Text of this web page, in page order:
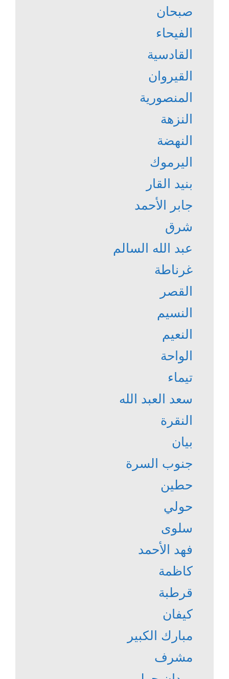
صبحان
الفيحاء
القادسية
القيروان
المنصورية
النزهة
النهضة
اليرموك
بنيد القار
جابر الأحمد
شرق
عبد الله السالم
غرناطة
القصر
النسيم
النعيم
الواحة
تيماء
سعد العبد الله
النقرة
بيان
جنوب السرة
حطين
حولي
سلوى
فهد الأحمد
كاظمة
قرطبة
كيفان
مبارك الكبير
مشرف